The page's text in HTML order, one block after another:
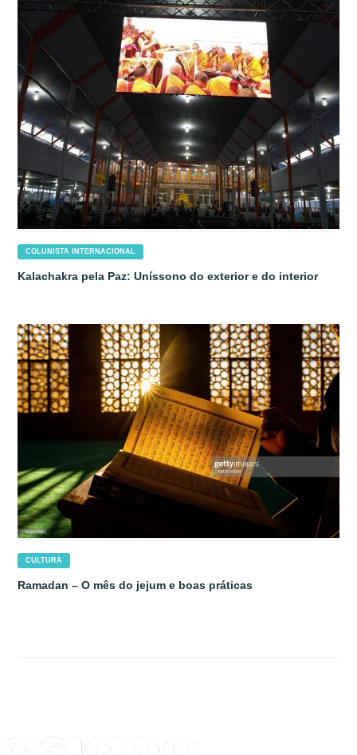
COLUNISTA INTERNACIONAL
Kalachakra pela Paz: Uníssono do exterior e do interior
CULTURA
Ramadan – O mês do jejum e boas práticas